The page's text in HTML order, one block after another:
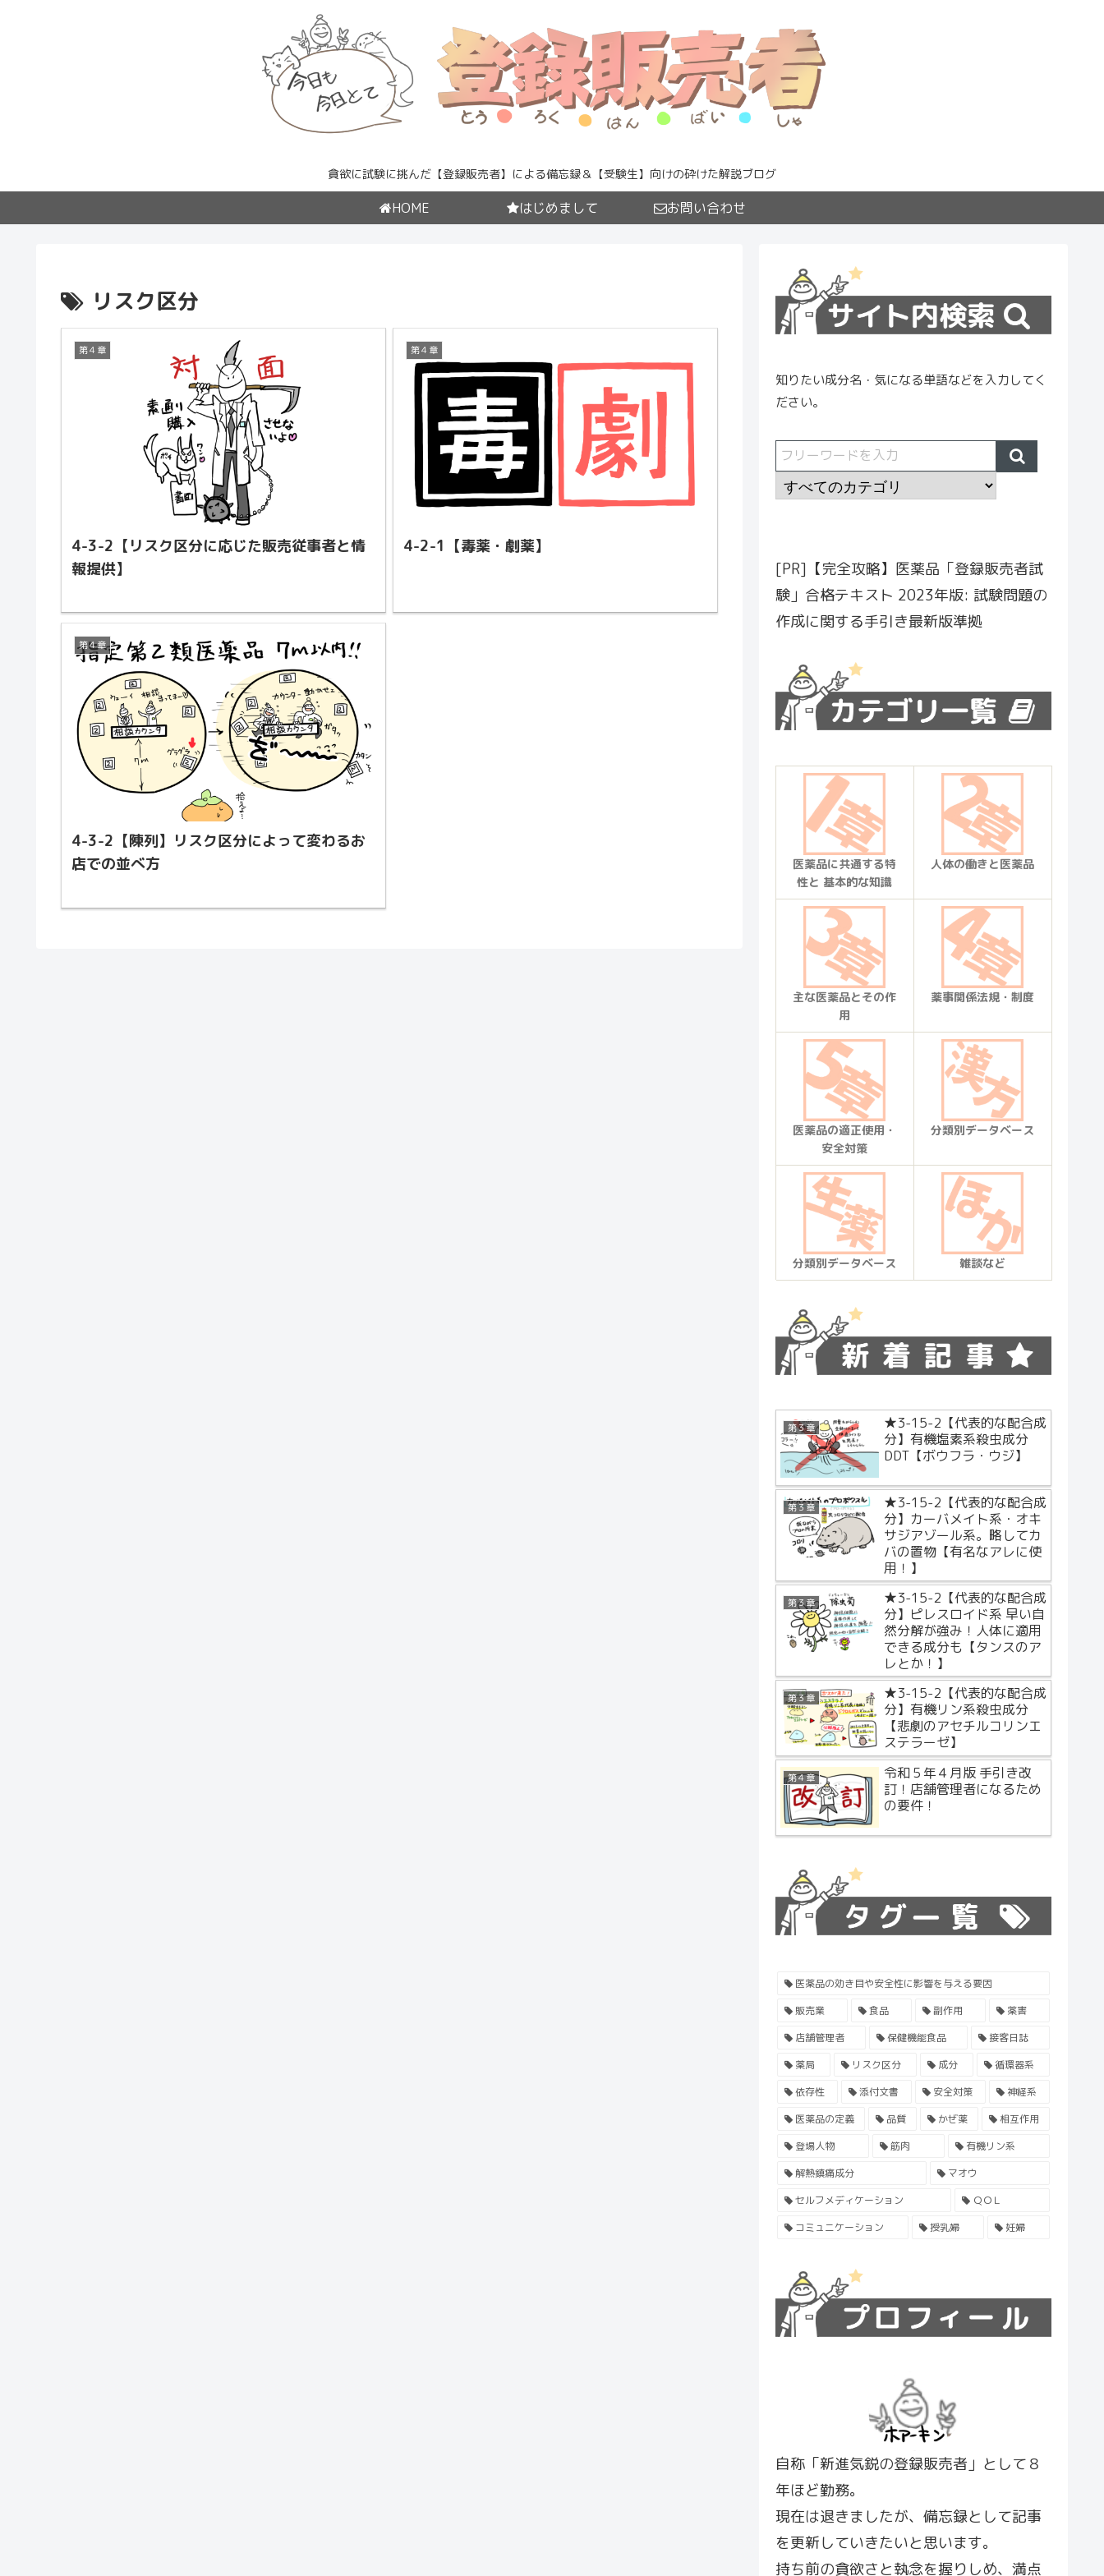
貪欲に試験に挑んだ【登録販売者】による備忘録＆【受験生】向けの砕けた解説ブログ
HOME はじめまして お問い合わせ
リスク区分
第４章
4-3-2【リスク区分に応じた販売従事者と情
報提供】
第４章
4-2-1【毒薬・劇薬】
第４章
4-3-2【陳列】リスク区分によって変わるお
店での並べ方
知りたい成分名・気になる単語などを入力してく
ださい。
[PR]【完全攻略】医薬品「登録販売者試
験」合格テキスト 2023年版: 試験問題の
作成に関する手引き最新版準拠
医薬品に共通する特
性と 基本的な知識
人体の働きと医薬品
主な医薬品とその作
用
薬事関係法規・制度
医薬品の適正使用・
安全対策
分類別データベース
分類別データベース 雑談など
第３章
★3-15-2【代表的な配合成
分】有機塩素系殺虫成分
DDT【ボウフラ・ウジ】
第３章
★3-15-2【代表的な配合成
分】カーバメイト系・オキ
サジアゾール系。略してカ
バの置物【有名なアレに使
用！】
第３章
★3-15-2【代表的な配合成
分】ピレスロイド系 早い自
然分解が強み！人体に適用
できる成分も【タンスのア
レとか！】
第３章
★3-15-2【代表的な配合成
分】有機リン系殺虫成分
【悲劇のアセチルコリンエ
ステラーゼ】
第４章
令和５年４月版 手引き改
訂！店舗管理者になるため
の要件！
医薬品の効き目や安全性に影響を与える要因
販売業
食品 副作用
薬害
店舗管理者
保健機能食品
接客日誌
薬局
リスク区分 成分
循環器系
依存性
添付文書 安全対策
神経系
医薬品の定義
品質 かぜ薬
相互作用
登場人物
筋肉
有機リン系
解熱鎮痛成分
マオウ
セルフメディケーション
ＱＯＬ
コミュニケーション
授乳婦 妊婦
自称「新進気鋭の登録販売者」として８
年ほど勤務。
現在は退きましたが、備忘録として記事
を更新していきたいと思います。
持ち前の貪欲さと執念を握りしめ、満点